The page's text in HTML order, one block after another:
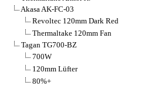
Akasa AK-FC-03
Revoltec 120mm Dark Red
Thermaltake 120mm Fan
Tagan TG700-BZ
700W
120mm Lüfter
80%+